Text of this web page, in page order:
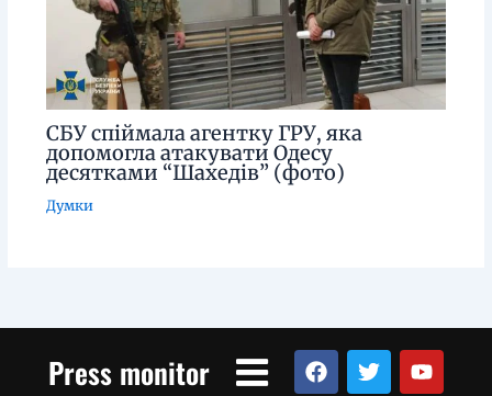
СБУ спіймала агентку ГРУ, яка
допомогла атакувати Одесу
десятками “Шахедів” (фото)
Думки
Press monitor Menu
F
a
T
w
Y
o